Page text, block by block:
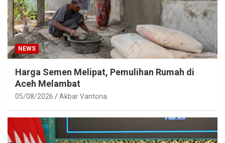
NEWS
Harga Semen Melipat, Pemulihan Rumah di
Aceh Melambat
05/08/2026 Akbar Vantona